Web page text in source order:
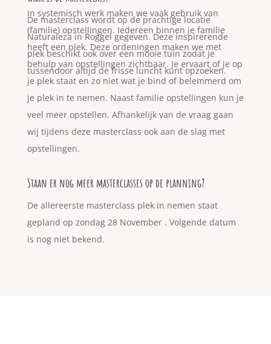
De masterclass wordt op de prachtige locatie
Naturaleza in Roggel gegeven. Deze inspirerende
plek beschikt ook over een mooie tuin zodat je
tussendoor altijd de frisse luncht kunt opzoeken.
In systemisch werk maken we vaak gebruik van
(familie) opstellingen. Iedereen binnen je familie
heeft een plek. Deze ordeningen maken we met
behulp van opstellingen zichtbaar. Je ervaart of je op
je plek staat en zo niet wat je bind of belemmerd om
je plek in te nemen. Naast familie opstellingen kun je
veel meer opstellen. Afhankelijk van de vraag gaan
wij tijdens deze masterclass ook aan de slag met
opstellingen.
Staan er nog meer masterclasses op de planning?
De allereerste masterclass plek in nemen staat
gepland op zondag 28 November . Volgende datum
is nog niet bekend.